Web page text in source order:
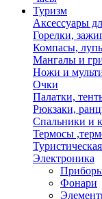
Туризм
Аксессуары
Горелки,
Компасы,
Мангалы и
Ножи и
Очки
Палатки,
Рюкзаки,
Спальники и
Термосы
Электроника
Фонари